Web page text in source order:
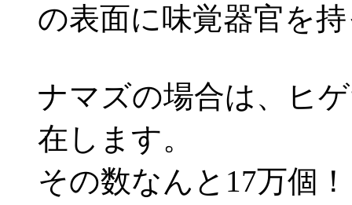
の表面に味覚器官を
ナマズの場合は、ヒ
在します。
その数なんと17万個！